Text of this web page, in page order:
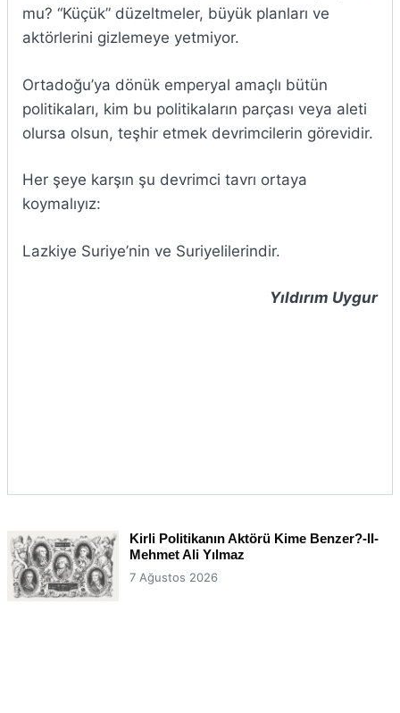
mu? “Küçük” düzeltmeler, büyük planları ve
aktörlerini gizlemeye yetmiyor.
Ortadoğu’ya dönük emperyal amaçlı bütün
politikaları, kim bu politikaların parçası veya aleti
olursa olsun, teşhir etmek devrimcilerin görevidir.
Her şeye karşın şu devrimci tavrı ortaya
koymalıyız:
Lazkiye Suriye’nin ve Suriyelilerindir.
Yıldırım Uygur
Kirli Politikanın Aktörü Kime Benzer?-II-
Mehmet Ali Yılmaz
7 Ağustos 2026